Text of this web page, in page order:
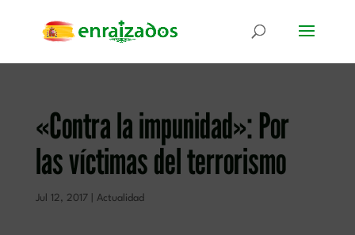
«Contra la impunidad»: Por
las víctimas del terrorismo
Jul 12, 2017| Actualidad